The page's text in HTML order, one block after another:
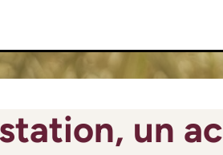
un